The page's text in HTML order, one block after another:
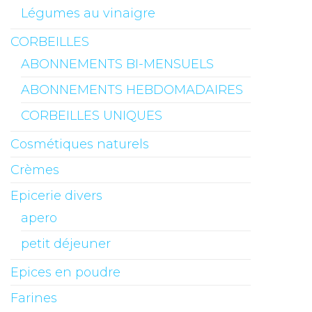
Légumes au vinaigre
CORBEILLES
ABONNEMENTS BI-MENSUELS
ABONNEMENTS HEBDOMADAIRES
CORBEILLES UNIQUES
Cosmétiques naturels
Crèmes
Epicerie divers
apero
petit déjeuner
Epices en poudre
Farines